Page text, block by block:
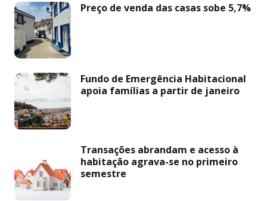
Preço de venda das casas sobe 5,7%
Fundo de Emergência Habitacional
apoia famílias a partir de janeiro
Transações abrandam e acesso à
habitação agrava-se no primeiro
semestre